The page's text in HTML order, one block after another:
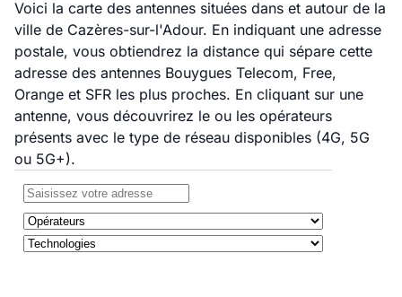
Voici la carte des antennes situées dans et autour de la
ville de Cazères-sur-l'Adour. En indiquant une adresse
postale, vous obtiendrez la distance qui sépare cette
adresse des antennes Bouygues Telecom, Free,
Orange et SFR les plus proches. En cliquant sur une
antenne, vous découvrirez le ou les opérateurs
présents avec le type de réseau disponibles (4G, 5G
ou 5G+).